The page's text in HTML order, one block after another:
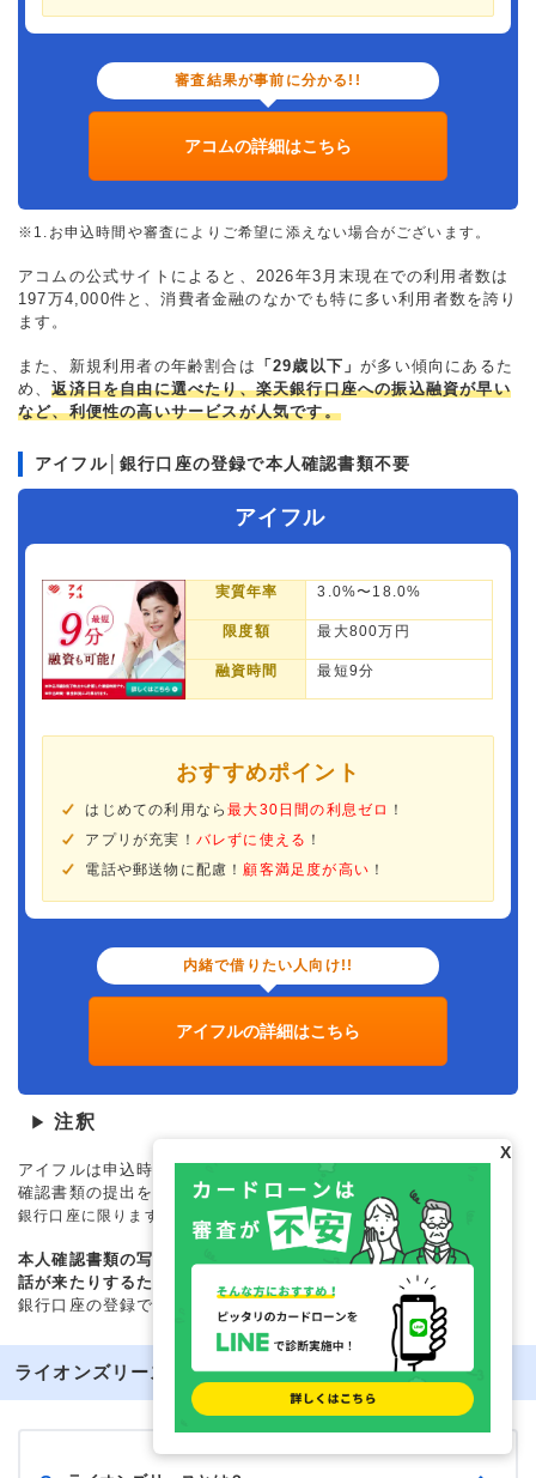
審査結果が事前に分かる!!
アコムの詳細はこちら
※1.お申込時間や審査によりご希望に添えない場合がございます。
アコムの公式サイトによると、2026年3月末現在での利用者数は
197万4,000件と、消費者金融のなかでも特に多い利用者数を誇り
ます。
また、新規利用者の年齢割合は 「29歳以下」が多い傾向にあるた
め、返済日を自由に選べたり、楽天銀行口座への振込融資が早い
など、利便性の高いサービスが人気です。
アイフル│銀行口座の登録で本人確認書類不要
アイフル
実質年率 3.0%〜18.0%
限度額 最大800万円
融資時間 最短9分
おすすめポイント
はじめての利用なら最大30日間の利息ゼロ ！
アプリが充実！ バレずに使える ！
電話や郵送物に配慮！ 顧客満足度が高い ！
内緒で借りたい人向け!!
アイフルの詳細はこちら
▶ 注釈
アイフルは申込時に 「本人名義の銀行口座」を登録すると、本人
確認書類の提出を省略できます。※事前に本人確認が完了している
銀行口座に限ります。
本人確認書類の写真は鮮明でない場合、消費者金融から確認の電
話が来たりするため、審査に余計な時間がかかります。
銀行口座の登録で本人確認できるのはとても便利です。
ライオンズリースに関するよくある質問
X